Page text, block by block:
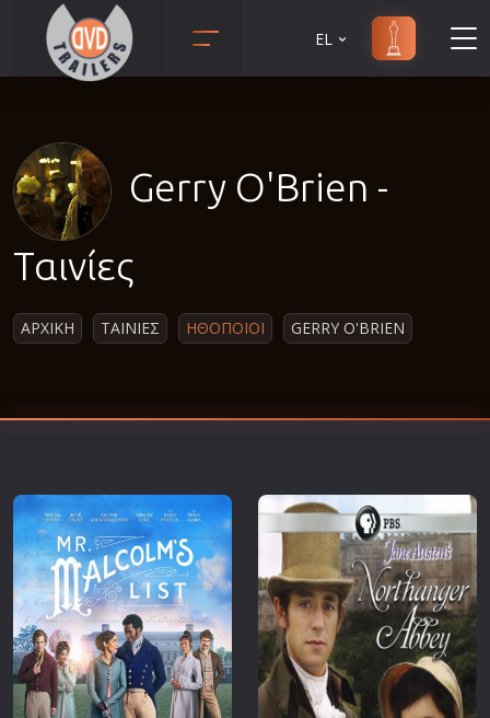
Αισθησιακές
Γουέστερν
Επιστημονικής Φαντασίας
Ερωτικές
Ευρωπαικός Κινηματογράφος
Θρησκευτικές
Θρίλερ
Ιστορικές
EL
Gerry O'Brien -
Ταινίες
ΑΡΧΙΚΗ ΤΑΙΝΙΕΣ ΗΘΟΠΟΙΟΙ GERRY O'BRIEN